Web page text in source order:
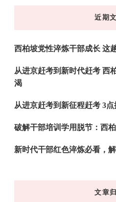
近期
西柏坡党性淬炼干部成长 这
从进京赶考到新时代赶考 西
渴
从进京赶考到新征程赶考 3
破解干部培训学用脱节：西
新时代干部红色淬炼必看，
文章